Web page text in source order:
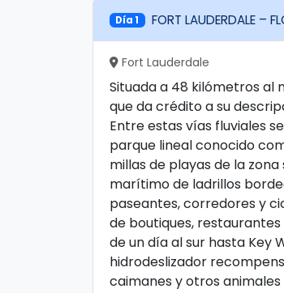
Día 1 FORT LAUDERDALE –
Fort Lauderdale
Situada a 48 kilómetros al
que da crédito a su
Entre estas vías fluviales
parque lineal conocido
millas de playas de la
marítimo de ladrillos
paseantes, corredores y
de boutiques,
de un día al sur hasta Key
hidrodeslizador
caimanes y otros animales